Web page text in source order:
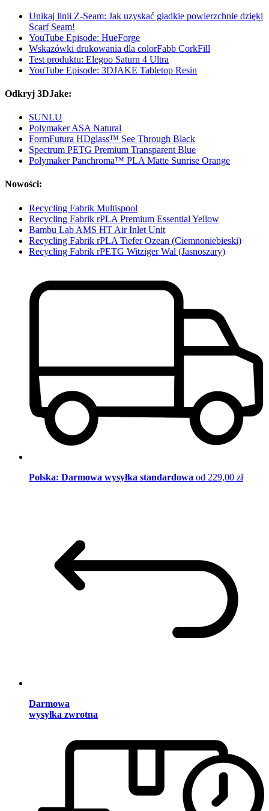
Unikaj linii Z-Seam: Jak uzyskać gładkie powierzchnie dzięki
Scarf Seam!
YouTube Episode: HueForge
Wskazówki drukowania dla colorFabb CorkFill
Test produktu: Elegoo Saturn 4 Ultra
YouTube Episode: 3DJAKE Tabletop Resin
Odkryj 3DJake:
SUNLU
Polymaker ASA Natural
FormFutura HDglass™ See Through Black
Spectrum PETG Premium Transparent Blue
Polymaker Panchroma™ PLA Matte Sunrise Orange
Nowości:
Recycling Fabrik Multispool
Recycling Fabrik rPLA Premium Essential Yellow
Bambu Lab AMS HT Air Inlet Unit
Recycling Fabrik rPLA Tiefer Ozean (Ciemnoniebieski)
Recycling Fabrik rPETG Witziger Wal (Jasnoszary)
Polska: Darmowa wysyłka standardowa od 229,00 zł
Darmowa
wysyłka zwrotna